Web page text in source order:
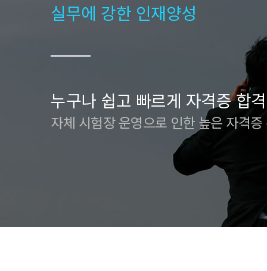
실무에 강한 인재양성
누구나 쉽고 빠르게 자격증 합
자체 시험장 운영으로 인한 높은 자격